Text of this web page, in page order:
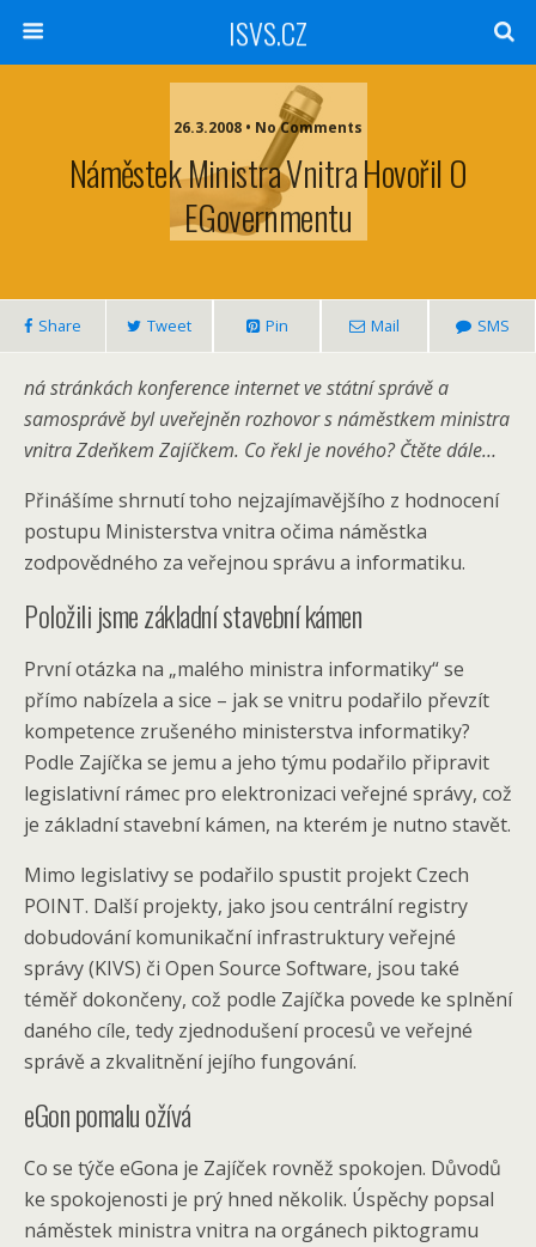
ISVS.CZ
26.3.2008 • No Comments
Náměstek Ministra Vnitra Hovořil O
EGovernmentu
Share Tweet Pin Mail SMS
ná stránkách konference internet ve státní správě a
samosprávě byl uveřejněn rozhovor s náměstkem ministra
vnitra Zdeňkem Zajíčkem. Co řekl je nového? Čtěte dále…
Přinášíme shrnutí toho nejzajímavějšího z hodnocení
postupu Ministerstva vnitra očima náměstka
zodpovědného za veřejnou správu a informatiku.
Položili jsme základní stavební kámen
První otázka na „malého ministra informatiky“ se
přímo nabízela a sice – jak se vnitru podařilo převzít
kompetence zrušeného ministerstva informatiky?
Podle Zajíčka se jemu a jeho týmu podařilo připravit
legislativní rámec pro elektronizaci veřejné správy, což
je základní stavební kámen, na kterém je nutno stavět.
Mimo legislativy se podařilo spustit projekt Czech
POINT. Další projekty, jako jsou centrální registry
dobudování komunikační infrastruktury veřejné
správy (KIVS) či Open Source Software, jsou také
téměř dokončeny, což podle Zajíčka povede ke splnění
daného cíle, tedy zjednodušení procesů ve veřejné
správě a zkvalitnění jejího fungování.
eGon pomalu ožívá
Co se týče eGona je Zajíček rovněž spokojen. Důvodů
ke spokojenosti je prý hned několik. Úspěchy popsal
náměstek ministra vnitra na orgánech piktogramu